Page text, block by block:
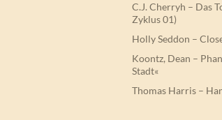
C.J. Cherryh – Das
Zyklus 01)
Holly Seddon –
Koontz, Dean –
Stadt«
Thomas Harris –